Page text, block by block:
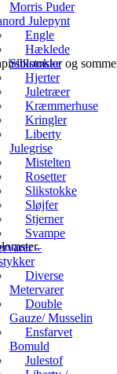
Morris Puder
Julepynt
Engle
Hæklede
Slikstokke
Hjerter
Juletræer
Kræmmerhuse
Kringler
Liberty
Julegrise
Mistelten
Rosetter
Slikstokke
Sløjfer
Stjerner
Svampe
–
Diverse
Metervarer
Double
Gauze/ Musselin
Ensfarvet
Bomuld
Julestof
og